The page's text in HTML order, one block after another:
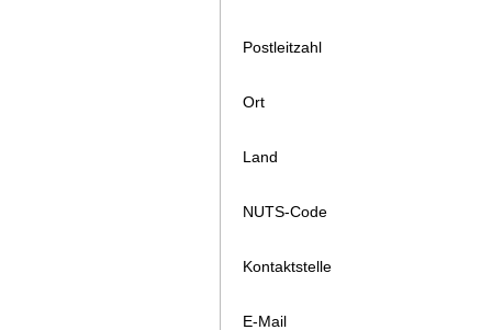
Postleitzahl
Ort
Land
NUTS-Code
Kontaktstelle
E-Mail